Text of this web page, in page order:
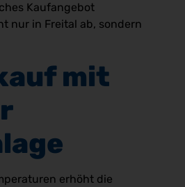
Kaufangebot
nur in Freital ab, sondern
mit
erhöht die